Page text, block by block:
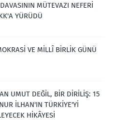
MÜTEVAZI NEFERİ
YÜRÜDÜ
VE MİLLÎ BİRLİK GÜNÜ
UMUT DEĞİL, BİR DİRİLİŞ: 15
İLHAN'IN TÜRKİYE'Yİ
HİKÂYESİ